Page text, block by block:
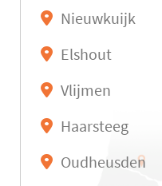
Nieuwkuijk
Elshout
Vlijmen
Haarsteeg
Oudheusden